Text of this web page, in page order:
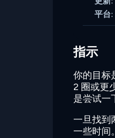
平台:
指示
你的目标
2 圈或更
是尝试一
一旦找到
一些时间。